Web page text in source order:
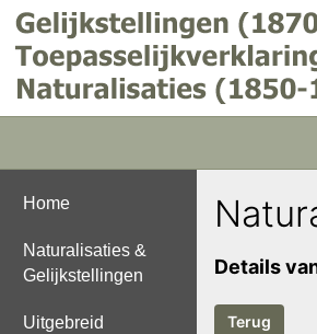
Home
Naturalisaties &
Gelijkstellingen
Uitgebreid
Details